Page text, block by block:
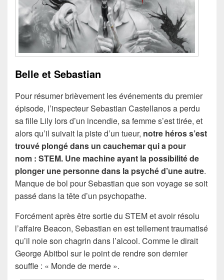
Belle et Sebastian
Pour résumer brièvement les événements du premier
épisode, l’inspecteur Sebastian Castellanos a perdu
sa fille Lily lors d’un incendie, sa femme s’est tirée, et
alors qu’il suivait la piste d’un tueur, notre héros s’est
trouvé plongé dans un cauchemar qui a pour
nom : STEM. Une machine ayant la possibilité de
plonger une personne dans la psyché d’une autre.
Manque de bol pour Sebastian que son voyage se soit
passé dans la tête d’un psychopathe.
Forcément après être sortie du STEM et avoir résolu
l’affaire Beacon, Sebastian en est tellement traumatisé
qu’il noie son chagrin dans l’alcool. Comme le dirait
George Abitbol sur le point de rendre son dernier
souffle : « Monde de merde ».